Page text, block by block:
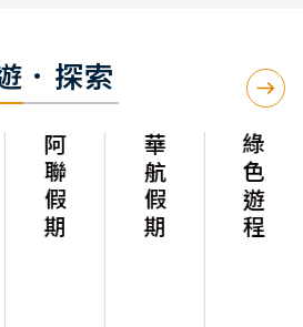
．探索
阿聯假期 華航假期 綠色遊程